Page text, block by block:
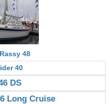
48
40
DS
Long Cruise